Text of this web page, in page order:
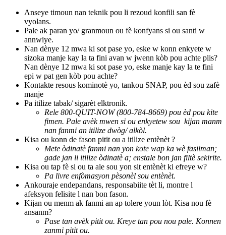
Anseye timoun nan teknik pou li rezoud konfili san fè
vyolans.
Pale ak paran yo/ granmoun ou fè konfyans si ou santi w
annwiye.
Nan dènye 12 mwa ki sot pase yo, eske w konn enkyete w
sizoka manje kay la ta fini avan w jwenn kòb pou achte plis?
Nan dènye 12 mwa ki sot pase yo, eske manje kay la te fini
epi w pat gen kòb pou achte?
Kontakte resous kominotè yo, tankou SNAP, pou èd sou zafè
manje
Pa itilize tabak/ sigarèt elktronik.
Rele 800-QUIT-NOW (800-784-8669) pou èd pou kite
fimen. Pale avèk mwen si ou enkyetew sou kijan manm
nan fanmi an itilize dwòg/ alkòl.
Kisa ou konn de fason pitit ou a itilize entènèt ?
Mete òdinatè fanmi nan yon kote wap ka wè fasilman;
gade jan li itilize òdinatè a; enstale bon jan filtè sekirite.
Kisa ou tap fè si ou ta ale sou yon sit entènèt ki efreye w?
Pa livre enfòmasyon pèsonèl sou entènèt.
Ankouraje endepandans, responsabiite tèt li, montre l
afeksyon felisite l nan bon fason.
Kijan ou menm ak fanmi an ap tolere youn lòt. Kisa nou fè
ansanm?
Pase tan avèk pitit ou. Kreye tan pou nou pale. Konnen
zanmi pitit ou.